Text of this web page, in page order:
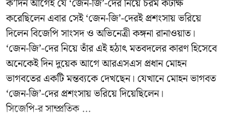
ক’দিন আগেই যে ‘জেন-জি’-দের নিয়ে চরম কটাক্ষ
করেছিলেন এবার সেই ‘জেন-জি’-দেরই প্রশংসায় ভরিয়ে
দিলেন বিজেপি সাংসদ ও অভিনেত্রী কঙ্গনা রানাওয়াত।
‘জেন-জি’-দের নিয়ে তাঁর এই হঠাৎ মতবদলের কারণ হিসেবে
অনেকেই দিন দুয়েক আগে আরএসএস প্রধান মোহন
ভাগবতের একটি মন্তব্যকে দেখছেন। যেখানে মোহন ভাগবত
‘জেন-জি’-দের প্রশংসায় ভরিয়ে দিয়েছিলেন।
সিজেপি-রসাম্প্রতিক ...